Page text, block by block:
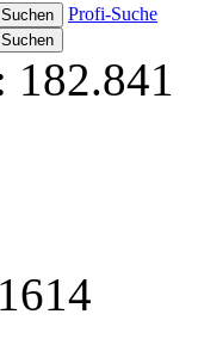
Profi-Suche
182.841
1614